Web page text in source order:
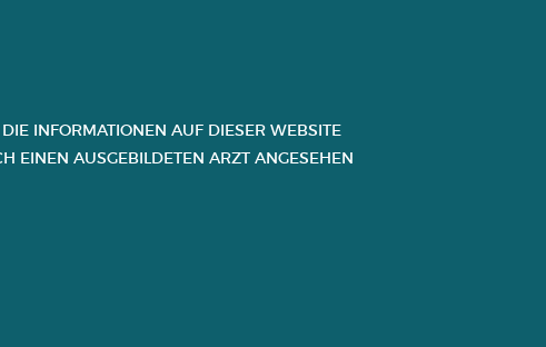
INFORMATIONEN AUF DIESER WEBSITE D
AUSGEBILDETEN ARZT ANGESEHEN W